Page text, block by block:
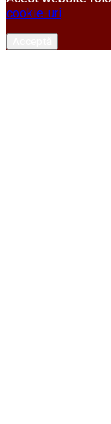
cookie-uri